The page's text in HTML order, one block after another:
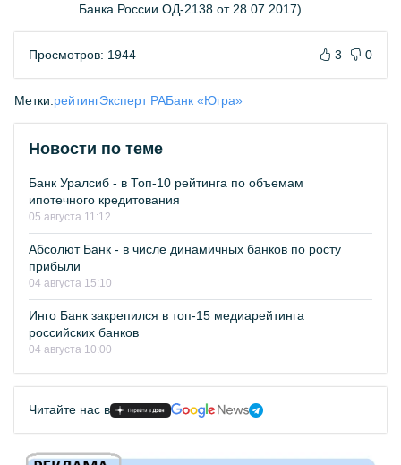
Банка России ОД-2138 от 28.07.2017)
Просмотров: 1944 3 0
Метки:рейтингЭксперт РАБанк «Югра»
Новости по теме
Банк Уралсиб - в Топ-10 рейтинга по объемам
ипотечного кредитования
05 августа 11:12
Абсолют Банк - в числе динамичных банков по росту
прибыли
04 августа 15:10
Инго Банк закрепился в топ-15 медиарейтинга
российских банков
04 августа 10:00
Читайте нас в